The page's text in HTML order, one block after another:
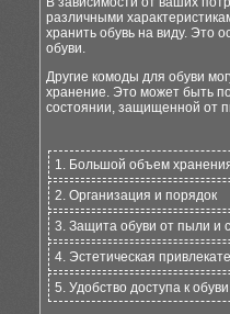
различными
хранить обувь на виду. Это
обуви.
Другие комоды для обуви
хранение. Это может быть
состоянии, защищенной от
1. Большой объем
2. Организация и порядок
3. Защита обуви от пыли и
4. Эстетическая
5. Удобство доступа к обуви